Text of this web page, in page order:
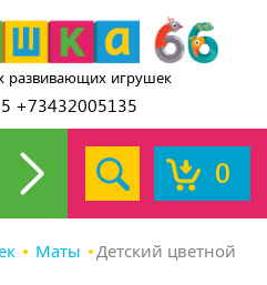
развивающих игрушек
+73432005135
0
Маты
Детский цветной